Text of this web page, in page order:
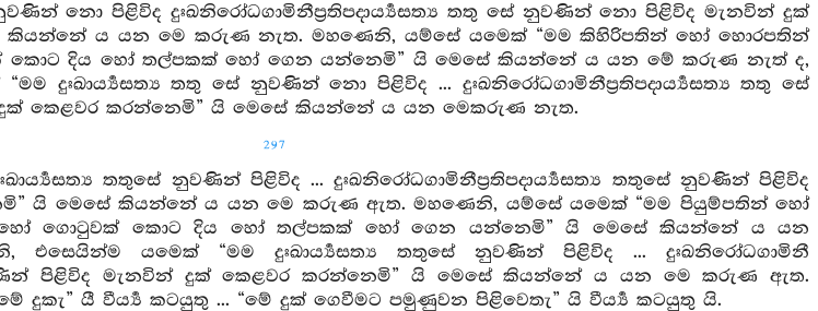
නො පිළිවිද දුඃඛනිරෝධගාමිනීප්‍රතිපදාර්‍ය්‍යසත්‍ය තතු සේ නුවණින් නො පිළිවිද මැනවින් දුක්
කියන්නේ ය යන මෙ කරුණ නැත. මහණෙනි, යම්සේ යමෙක් “මම කිහිරිපතින් හෝ හොරපතින්
දිය හෝ තල්පකක් හෝ ගෙන යන්නෙමි” යි මෙසේ කියන්නේ ය යන මේ කරුණ නැත් ද,
දුඃඛාර්‍ය්‍යසත්‍ය තතු සේ නුවණින් නො පිළිවිද ... දුඃඛනිරෝධගාමිනීප්‍රතිපදාර්‍ය්‍යසත්‍ය තතු සේ
කෙළවර කරන්නෙමි” යි මෙසේ කියන්නේ ය යන මෙකරුණ නැත.
297
තතුසේ නුවණින් පිළිවිද ... දුඃඛනිරෝධගාමිනීප්‍රතිපදාර්‍ය්‍යසත්‍ය තතුසේ නුවණින් පිළිවිද
යි මෙසේ කියන්නේ ය යන මෙ කරුණ ඇත. මහණෙනි, යම්සේ යමෙක් “මම පියුම්පතින් හෝ
හෝ ගොටුවක් කොට දිය හෝ තල්පකක් හෝ ගෙන යන්නෙමි” යි මෙසේ කියන්නේ ය යන
යමෙක් “මම දුඃඛාර්‍ය්‍යසත්‍ය තතුසේ නුවණින් පිළිවිද ... දුඃඛනිරෝධගාමිනී
පිළිවිද මැනවින් දුක් කෙළවර කරන්නෙමි” යි මෙසේ කියන්නේ ය යන මෙ කරුණ ඇත.
දුකැ” යී වීර්‍ය්‍ය කටයුතු ... “මේ දුක් ගෙවීමට පමුණුවන පිළිවෙතැ” යි වීර්‍ය්‍ය කටයුතු යි.